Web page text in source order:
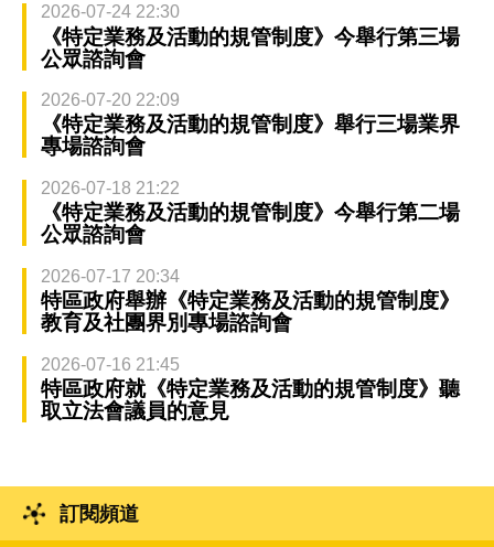
2026-07-24 22:30
《特定業務及活動的規管制度》今舉行第三場
公眾諮詢會
2026-07-20 22:09
《特定業務及活動的規管制度》舉行三場業界
專場諮詢會
2026-07-18 21:22
《特定業務及活動的規管制度》今舉行第二場
公眾諮詢會
2026-07-17 20:34
特區政府舉辦《特定業務及活動的規管制度》
教育及社團界別專場諮詢會
2026-07-16 21:45
特區政府就《特定業務及活動的規管制度》聽
取立法會議員的意見
訂閱頻道